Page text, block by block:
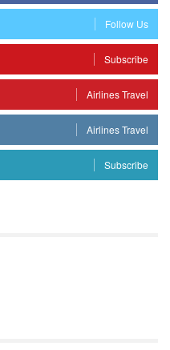
Follow Us
Subscribe
Airlines Travel
Airlines Travel
Subscribe